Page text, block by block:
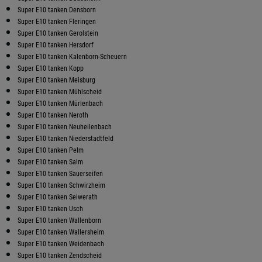
Super E10 tanken Densborn
Super E10 tanken Fleringen
Super E10 tanken Gerolstein
Super E10 tanken Hersdorf
Super E10 tanken Kalenborn-Scheuern
Super E10 tanken Kopp
Super E10 tanken Meisburg
Super E10 tanken Mühlscheid
Super E10 tanken Mürlenbach
Super E10 tanken Neroth
Super E10 tanken Neuheilenbach
Super E10 tanken Niederstadtfeld
Super E10 tanken Pelm
Super E10 tanken Salm
Super E10 tanken Sauerseifen
Super E10 tanken Schwirzheim
Super E10 tanken Seiwerath
Super E10 tanken Usch
Super E10 tanken Wallenborn
Super E10 tanken Wallersheim
Super E10 tanken Weidenbach
Super E10 tanken Zendscheid